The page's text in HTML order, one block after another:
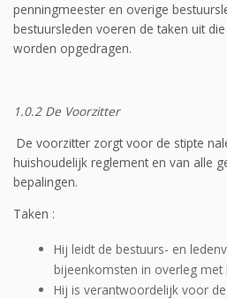
penningmeester en overige
bestuursleden voeren de taken uit
worden opgedragen.
1.0.2 De Voorzitter
De voorzitter zorgt voor de stipte
huishoudelijk reglement en van alle
bepalingen.
Taken :
Hij leidt de bestuurs- en
bijeenkomsten in overleg met
Hij is verantwoordelijk voor